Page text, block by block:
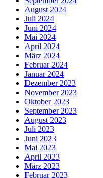
August 2024
Juli 2024
Juni 2024
Mai 2024
April 2024
März 2024
Februar 2024
Januar 2024
Dezember 2023
November 2023
Oktober 2023
September 2023
August 2023
Juli 2023
Juni 2023
Mai 2023
April 2023
März 2023
Februar 2023